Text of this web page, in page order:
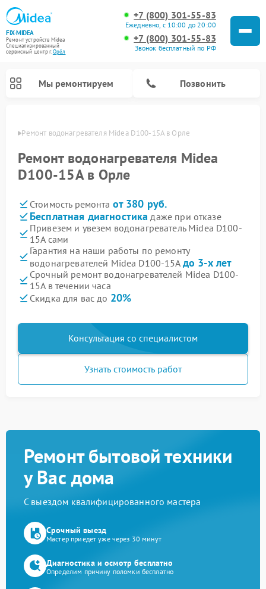
FIX-MIDEA
Ремонт устройств Midea
Специализированный
cервисный центр г.Орёл
+7 (800) 301-55-83
Ежедневно, с 10:00 до 20:00
+7 (800) 301-55-83
Звонок бесплатный по РФ
Мы ремонтируем Позвонить
Орле Ремонт водонагревателя Midea D100-15A в Орле
Ремонт водонагревателя Midea
D100-15A в Орле
Стоимость ремонта от 380 руб.
Бесплатная диагностика даже при отказе
Привезем и увезем водонагреватель Midea D100-
15A сами
Гарантия на наши работы по ремонту
водонагревателей Midea D100-15A до 3-х лет
Срочный ремонт водонагревателей Midea D100-
15A в течении часа
Скидка для вас до 20%
Консультация со специалистом
Узнать стоимость работ
Ремонт бытовой техники
у Вас дома
С выездом квалифицированного мастера
Срочный выезд
Мастер приедет уже через 30 минут
Диагностика и осмотр бесплатно
Определим причину поломки бесплатно